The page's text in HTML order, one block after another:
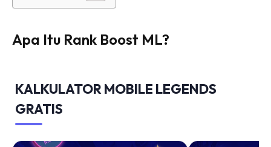
Apa Itu Rank Boost ML?
KALKULATOR MOBILE LEGENDS
GRATIS